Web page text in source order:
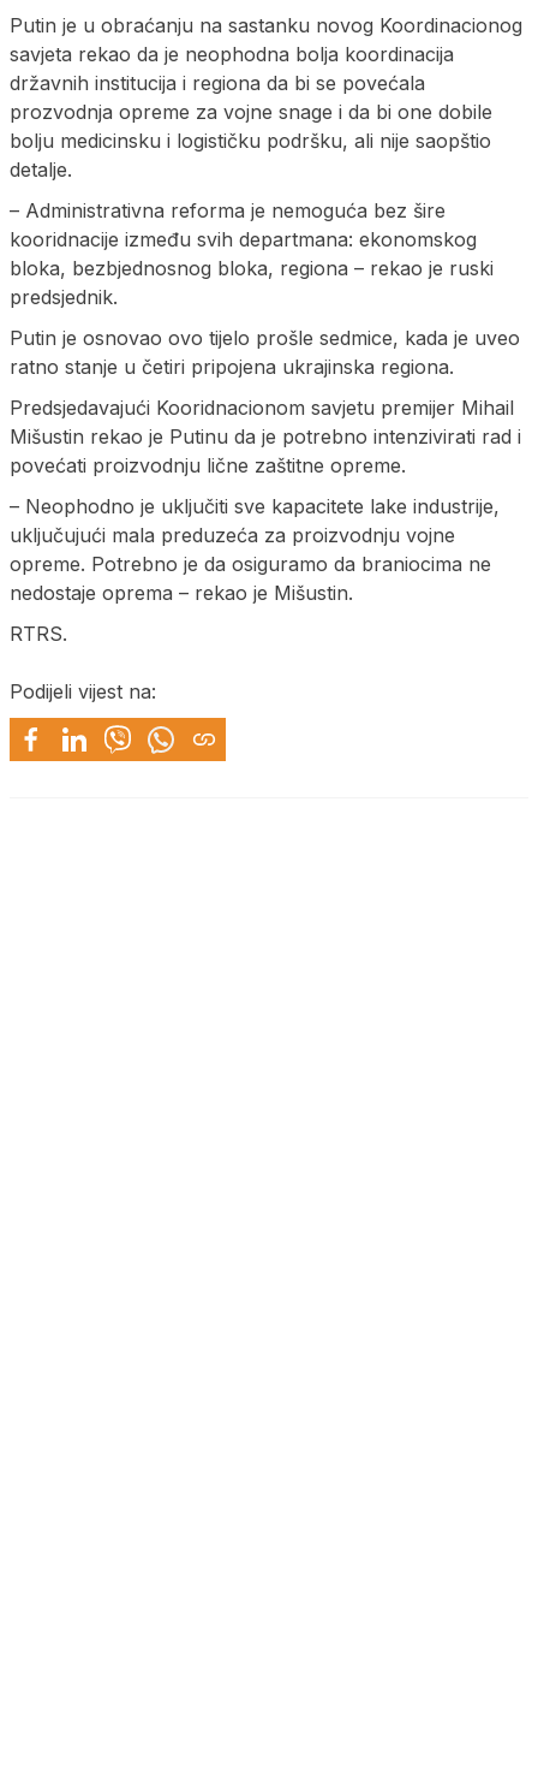
Putin je u obraćanju na sastanku novog Koordinacionog
savjeta rekao da je neophodna bolja koordinacija
državnih institucija i regiona da bi se povećala
prozvodnja opreme za vojne snage i da bi one dobile
bolju medicinsku i logističku podršku, ali nije saopštio
detalje.
– Administrativna reforma je nemoguća bez šire
kooridnacije između svih departmana: ekonomskog
bloka, bezbjednosnog bloka, regiona – rekao je ruski
predsjednik.
Putin je osnovao ovo tijelo prošle sedmice, kada je uveo
ratno stanje u četiri pripojena ukrajinska regiona.
Predsjedavajući Kooridnacionom savjetu premijer Mihail
Mišustin rekao je Putinu da je potrebno intenzivirati rad i
povećati proizvodnju lične zaštitne opreme.
– Neophodno je uključiti sve kapacitete lake industrije,
uključujući mala preduzeća za proizvodnju vojne
opreme. Potrebno je da osiguramo da braniocima ne
nedostaje oprema – rekao je Mišustin.
RTRS.
Podijeli vijest na: